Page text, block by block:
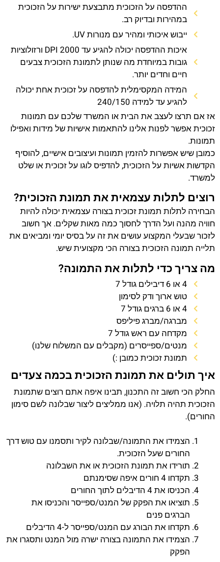
ההדפסה על הזכוכית מתבצעת ישירות על הזכוכית
במהירות ובדיוק רב.
ייבוש איכותי ומהיר עם מנורות UV.
איכות ההדפסה יכולה להגיע עד 2000 DPI ורזולוציות
גובות במיוחדת מה שנותן לתמונת הזכוכית צבעים
חיים וחדים יותר.
המידה המקסימלית להדפסה על זכוכית אחת יכולה
להגיע עד למידה 240/150
אז אם תרצו לעצב את הבית או המשרד שלכם עם תמונות
זכוכית אפשר לפנות אלינו להתאמות אישיות של מידות ואפילו
תמונות.
כמובן שיש אפשרות להזמין תמונות ועיצובים אישיים, להוסיף
הקדשות אשיות על הזכוכית, להדפיס לוגו על זכוכית או שלט
למשרד.
רוצים לתלות עצמאית את תמונת הזכוכית?
הבחירה לתלות תמונת זכוכית בצורה עצמאית יכולה להיות
חוויה מהנה ועל הדרך לחסוך כמה מאות שקלים. אך חשוב
לזכור שבעלי המקצוע עושים את זה על בסיס יומי ומביאים את
תלייה תמונה הזכוכית בצורה הכי מקצועית שיש.
מה צריך כדי לתלות את התמונה?
4 או 6 דיבילים גודל 7
טוש ארוך ודק לסימון
4 או 6 ברגים גודל 7
מברגה/מברג פיליפס
מקדחה עם ראש גודל 7
מנטים/ספייסרים (מקבלים עם המשלוח שלנו)
תמונת זכוכית כמובן :)
איך תולים את תמונת הזכוכית בכמה צעדים
החלק הכי חשוב זה התכנון, תבינו איפה אתם רוצים שתמונת
הזכוכית תהיה תלויה. (אנו ממליצים ליצור שבלונה לשם סימון
החורים).
הצמידו את התמונה/שבלונה לקיר ותסמנו עם טוש דרך
החורים שעל הזכוכית.
תורידו את תמונת הזכוכית או את השבלונה
תקדחו 4 חורים איפה שסימנתם
הכניסו את 4 הדיבלים לתוך החורים
תוציאו את הפקק של המנט/ספייסר והכניסו את
הברגים פנים
תקדחו את הבורג עם המנט/ספייסר ל-4 הדיבלים
הצמידו את התמונה בצורה ישרה מול המנט ותסגרו את
הפקק